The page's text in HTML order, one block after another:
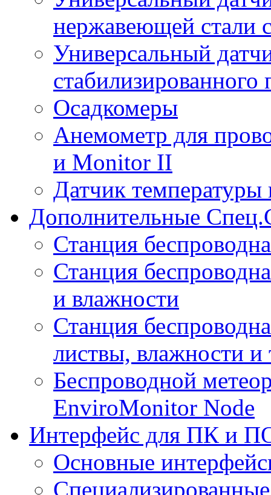
нержавеющей стали
Универсальный
стабилизированного
Осадкомеры
Анемометр для
и Monitor II
Датчик температуры
Дополнительные
Станция
Станция
и влажности
Станция
листвы, влажности
Беспроводной
EnviroMonitor Node
Интерфейс для ПК и
Основные